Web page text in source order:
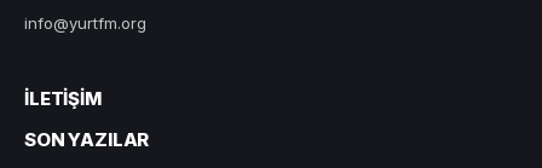
info@yurtfm.org
İLETIŞIM
SON YAZILAR